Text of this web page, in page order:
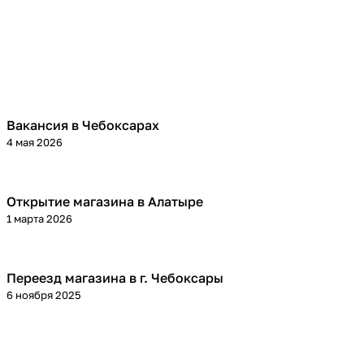
Вакансия в Чебоксарах
4 мая 2026
Открытие магазина в Алатыре
1 марта 2026
Переезд магазина в г. Чебоксары
6 ноября 2025